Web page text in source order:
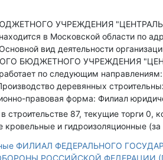
УЧРЕЖДЕНИЯ
в Московской области по
вид деятельности
БЮДЖЕТНОГО УЧРЕЖДЕНИЯ
по следующим направлениям:
деревянных
правовая форма: Филиал
строительстве 87, текущие торги
и гидроизоляционные (за
ФИЛИАЛ ФЕДЕРАЛЬНОГО
РОССИЙСКОЙ ФЕДЕРАЦИИ